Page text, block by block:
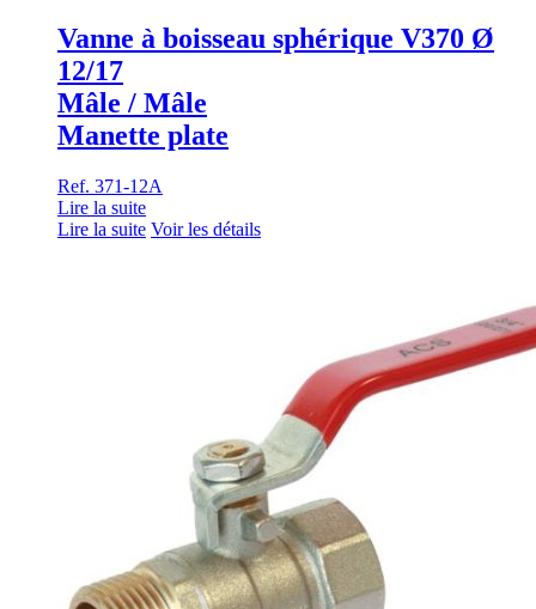
Vanne à boisseau sphérique V370 Ø
12/17
Mâle / Mâle
Manette plate
Ref. 371-12A
Lire la suite
Lire la suite Voir les détails